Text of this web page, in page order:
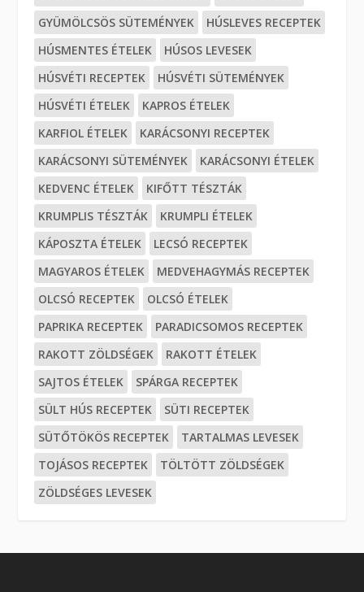
GYÜMÖLCSÖS SÜTEMÉNYEK
HÚSLEVES RECEPTEK
HÚSMENTES ÉTELEK
HÚSOS LEVESEK
HÚSVÉTI RECEPTEK
HÚSVÉTI SÜTEMÉNYEK
HÚSVÉTI ÉTELEK
KAPROS ÉTELEK
KARFIOL ÉTELEK
KARÁCSONYI RECEPTEK
KARÁCSONYI SÜTEMÉNYEK
KARÁCSONYI ÉTELEK
KEDVENC ÉTELEK
KIFŐTT TÉSZTÁK
KRUMPLIS TÉSZTÁK
KRUMPLI ÉTELEK
KÁPOSZTA ÉTELEK
LECSÓ RECEPTEK
MAGYAROS ÉTELEK
MEDVEHAGYMÁS RECEPTEK
OLCSÓ RECEPTEK
OLCSÓ ÉTELEK
PAPRIKA RECEPTEK
PARADICSOMOS RECEPTEK
RAKOTT ZÖLDSÉGEK
RAKOTT ÉTELEK
SAJTOS ÉTELEK
SPÁRGA RECEPTEK
SÜLT HÚS RECEPTEK
SÜTI RECEPTEK
SÜTŐTÖKÖS RECEPTEK
TARTALMAS LEVESEK
TOJÁSOS RECEPTEK
TÖLTÖTT ZÖLDSÉGEK
ZÖLDSÉGES LEVESEK